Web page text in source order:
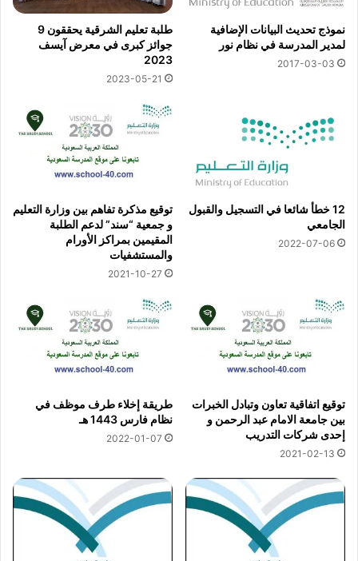
نموذج تحديث البيانات الإضافية
لمدير المدرسة في نظام نور
2017-03-03
طلبة تعليم الشرقية يحققون 9
جوائز كبرى في معرض آيسف
2023
2023-05-21
12 خطأ شائعا في التسجيل والقبول
الجامعي
2022-07-06
توقيع مذكرة تفاهم بين وزارة التعليم
و جمعية “سند” لدعم الطلبة
المقيمين بمراكز الأورام
والمستشفيات
2021-10-27
توقيع اتفاقية تعاون وتبادل الخبرات
بين جامعة الامام عبد الرحمن و
إحدى شركات التدريب
2021-02-13
طريقة إخلاء طرف موظف في
نظام فارس 1443 هـ
2022-01-07